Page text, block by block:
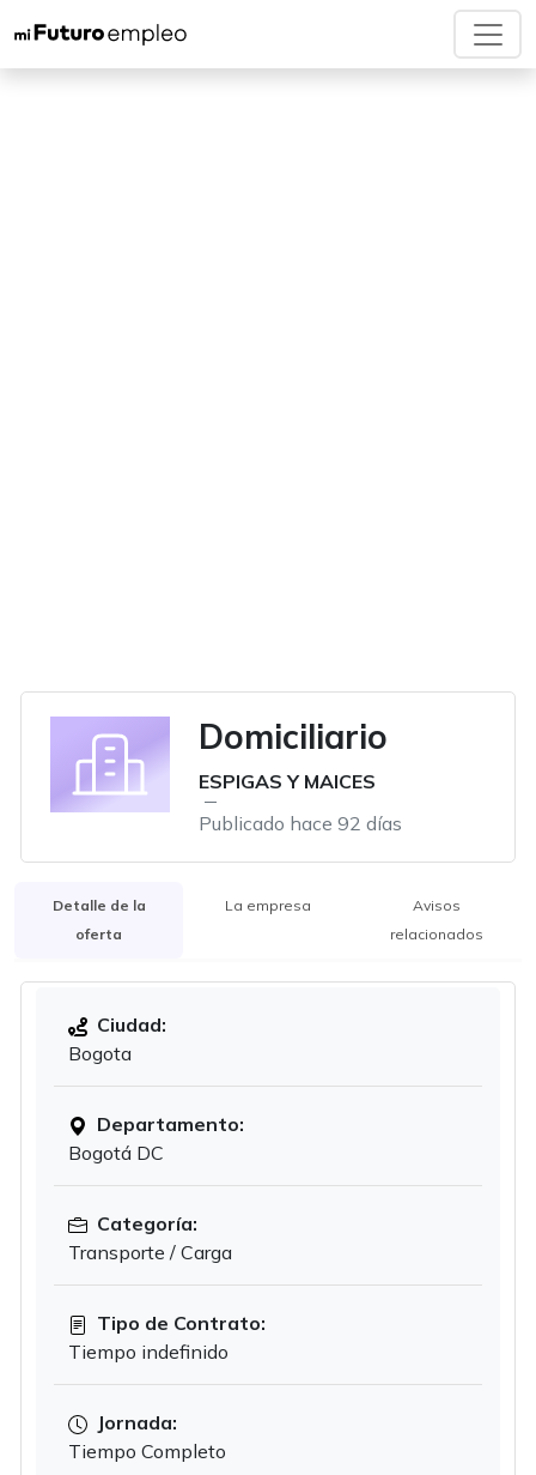
Domiciliario
ESPIGAS Y MAICES
Publicado hace 92 días
Detalle de la
oferta
La empresa
Avisos
relacionados
Ciudad:
Bogota
Departamento:
Bogotá DC
Categoría:
Transporte / Carga
Tipo de Contrato:
Tiempo indefinido
Jornada:
Tiempo Completo